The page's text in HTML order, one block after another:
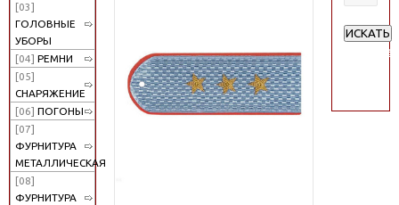
[03]
ГОЛОВНЫЕ
УБОРЫ
[04] РЕМНИ
[05]
СНАРЯЖЕНИЕ
[06] ПОГОНЫ
[07]
ФУРНИТУРА
МЕТАЛЛИЧЕСКАЯ
[08]
ФУРНИТУРА
ИСКАТЬ